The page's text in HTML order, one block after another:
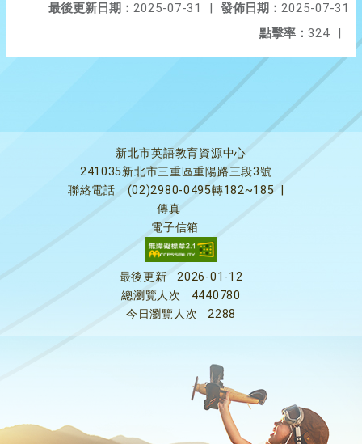
發佈日期： 2025-07-31
最後更新日期： 2025-07-31
|
點擊率： 324 |
新北市英語教育資源中心
241035新北市三重區重陽路三段3號
聯絡電話
(02)2980-0495轉182~185
傳真
電子信箱
最後更新
2026-01-12
總瀏覽人次
4440780
今日瀏覽人次
2288